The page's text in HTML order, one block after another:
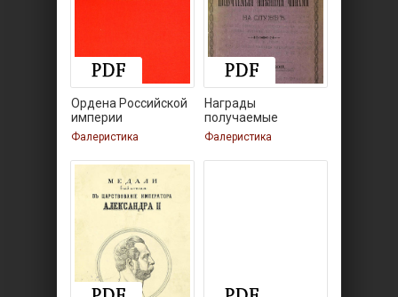
Ордена Российской
империи
Фалеристика
Награды
получаемые
нижними чинами на
Фалеристика